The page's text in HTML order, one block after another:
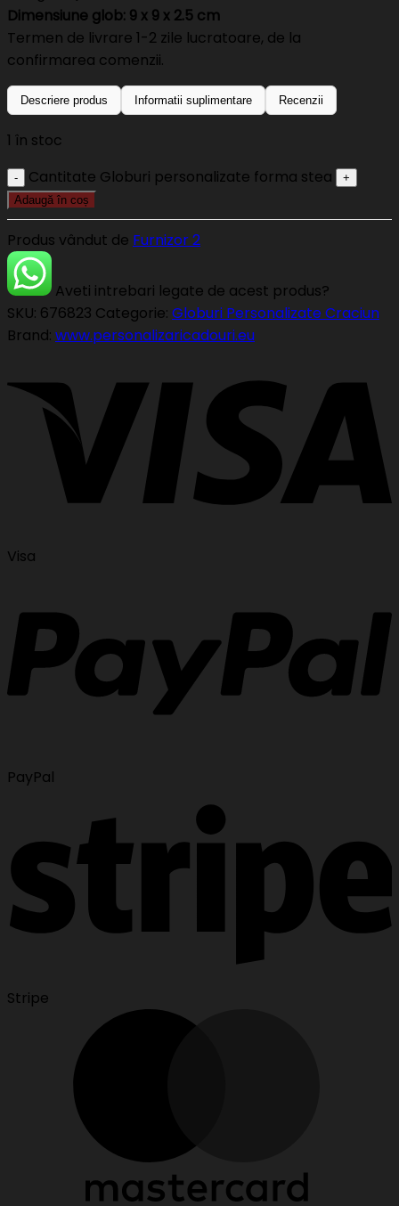
Dimensiune glob: 9 x 9 x 2.5 cm
Termen de livrare 1-2 zile lucratoare, de la
confirmarea comenzii.
Descriere produs Informatii suplimentare Recenzii
1 în stoc
Cantitate Globuri personalizate forma stea
Adaugă în coș
Produs vândut de Furnizor 2
Aveti intrebari legate de acest produs?
SKU: 676823 Categorie: Globuri Personalizate Craciun
Brand: www.personalizaricadouri.eu
Visa
PayPal
Stripe